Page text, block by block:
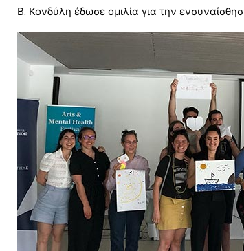
Β. Κονδύλη έδωσε ομιλία για την